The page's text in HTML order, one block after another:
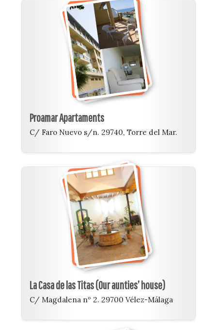
Proamar Apartaments
C/ Faro Nuevo s/n. 29740, Torre del Mar.
La Casa de las Titas (Our aunties’ house)
C/ Magdalena nº 2. 29700 Vélez-Málaga